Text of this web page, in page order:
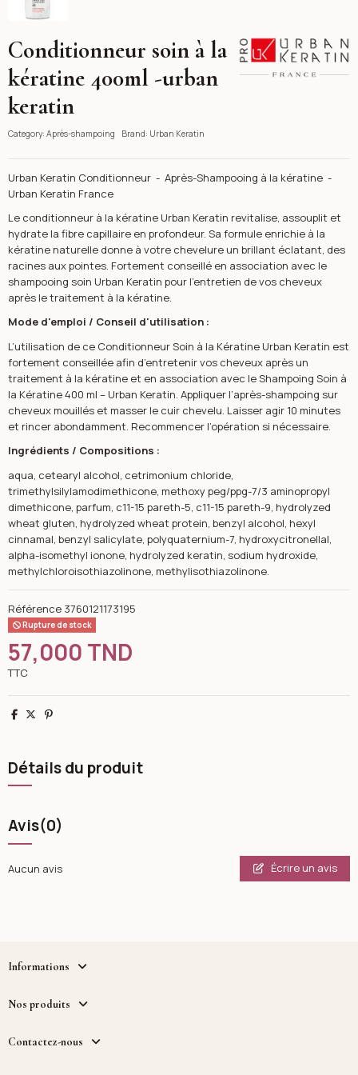
Urban Keratin
Conditionneur soin à la
kératine 400ml -urban
keratin
Category: Après-shampoing Brand: Urban Keratin
Urban Keratin Conditionneur - Après-Shampooing à la kératine -
Urban Keratin France
Le conditionneur à la kératine Urban Keratin revitalise, assouplit et
hydrate la fibre capillaire en profondeur. Sa formule enrichie à la
kératine naturelle donne à votre chevelure un brillant éclatant, des
racines aux pointes. Fortement conseillé en association avec le
shampooing soin Urban Keratin pour l’entretien de vos cheveux
après le traitement à la kératine.
Mode d'emploi / Conseil d'utilisation :
L’utilisation de ce Conditionneur Soin à la Kératine Urban Keratin est
fortement conseillée afin d’entretenir vos cheveux après un
traitement à la kératine et en association avec le Shampoing Soin à
la Kératine 400 ml – Urban Keratin. Appliquer l’après-shampoing sur
cheveux mouillés et masser le cuir chevelu. Laisser agir 10 minutes
et rincer abondamment. Recommencer l’opération si nécessaire.
Ingrédients / Compositions :
aqua, cetearyl alcohol, cetrimonium chloride,
trimethylsilylamodimethicone, methoxy peg/ppg-7/3 aminopropyl
dimethicone, parfum, c11-15 pareth-5, c11-15 pareth-9, hydrolyzed
wheat gluten, hydrolyzed wheat protein, benzyl alcohol, hexyl
cinnamal, benzyl salicylate, polyquaternium-7, hydroxycitronellal,
alpha-isomethyl ionone, hydrolyzed keratin, sodium hydroxide,
methylchloroisothiazolinone, methylisothiazolinone.
Référence 3760121173195
Rupture de stock
57,000 TND
TTC
Partager
TweetPinterest
Détails du produit
Avis(0)
Aucun avis Écrire un avis
Informations
Nos produits
Contactez-nous